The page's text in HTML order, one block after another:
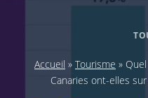
Accueil » Tourisme »
Canaries ont-elles